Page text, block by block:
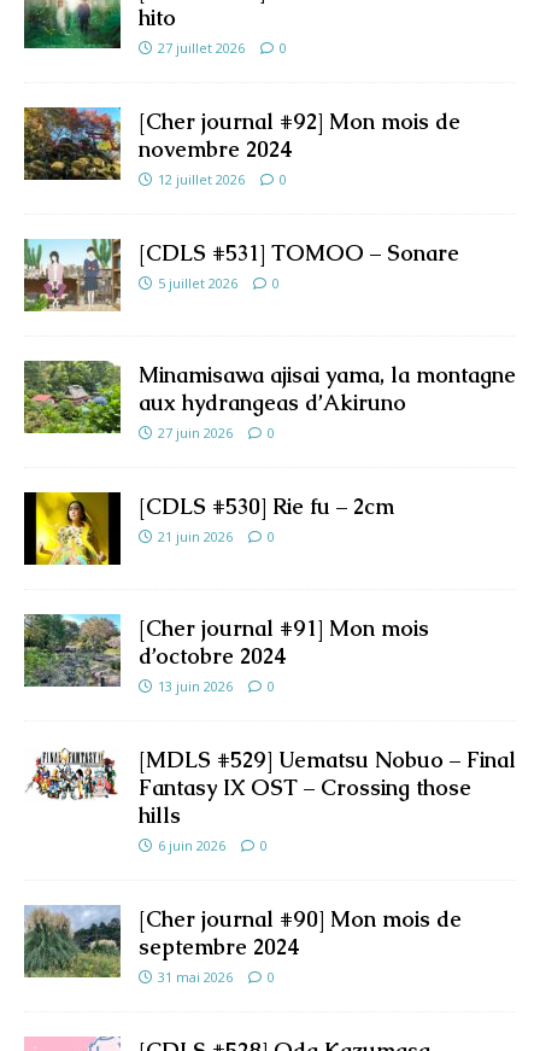
hito
27 juillet 2026 0
[Cher journal #92] Mon mois de
novembre 2024
12 juillet 2026 0
[CDLS #531] TOMOO – Sonare
5 juillet 2026 0
Minamisawa ajisai yama, la montagne
aux hydrangeas d’Akiruno
27 juin 2026 0
[CDLS #530] Rie fu – 2cm
21 juin 2026 0
[Cher journal #91] Mon mois
d’octobre 2024
13 juin 2026 0
[MDLS #529] Uematsu Nobuo – Final
Fantasy IX OST – Crossing those
hills
6 juin 2026 0
[Cher journal #90] Mon mois de
septembre 2024
31 mai 2026 0